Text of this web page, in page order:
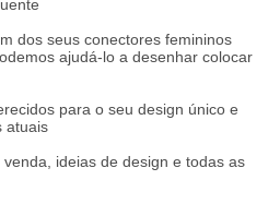
dos seus conectores femininos
ajudá-lo a desenhar colocar
para o seu design único e
atuais
ideias de design e todas as